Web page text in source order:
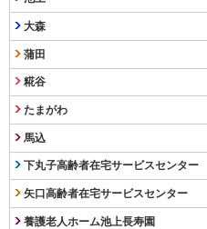
大森
蒲田
糀谷
たまがわ
馬込
下丸子高齢者在宅サービスセンター
矢口高齢者在宅サービスセンター
養護老人ホーム池上長寿園